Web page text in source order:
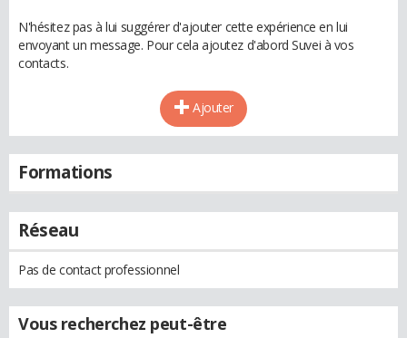
N'hésitez pas à lui suggérer d'ajouter cette expérience en lui
envoyant un message. Pour cela ajoutez d'abord Suvei à vos
contacts.
Ajouter
Formations
Réseau
Pas de contact professionnel
Vous recherchez peut-être